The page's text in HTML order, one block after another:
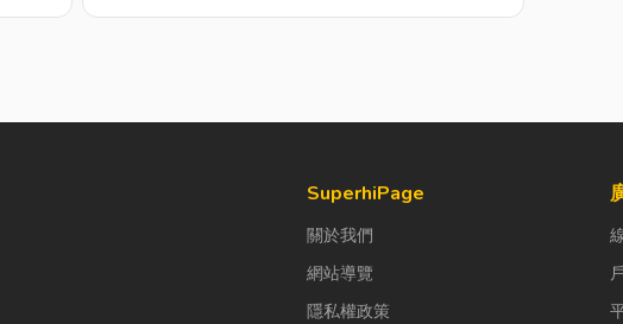
SuperhiPage
關於我們
網站導覽
隱私權政策